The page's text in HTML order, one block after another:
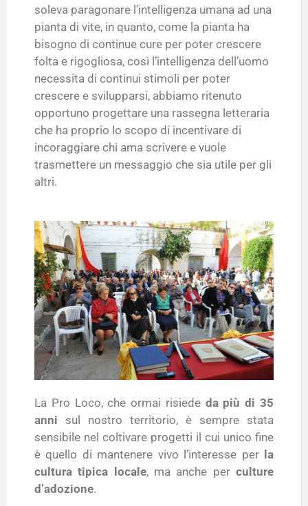
soleva paragonare l’intelligenza umana ad una
pianta di vite, in quanto, come la pianta ha
bisogno di continue cure per poter crescere
folta e rigogliosa, così l’intelligenza dell’uomo
necessita di continui stimoli per poter
crescere e svilupparsi, abbiamo ritenuto
opportuno progettare una rassegna letteraria
che ha proprio lo scopo di incentivare di
incoraggiare chi ama scrivere e vuole
trasmettere un messaggio che sia utile per gli
altri.
La Pro Loco, che ormai risiede da più di 35
anni sul nostro territorio, è sempre stata
sensibile nel coltivare progetti il cui unico fine
è quello di mantenere vivo l’interesse per la
cultura tipica locale, ma anche perculture
d’adozione.